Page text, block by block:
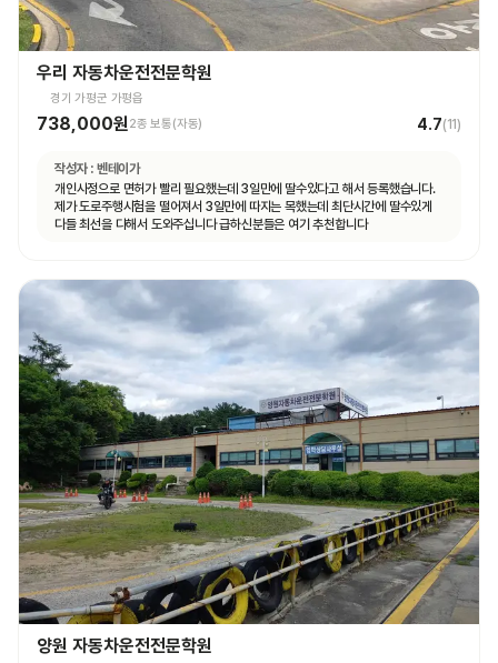
우리 자동차운전전문학원
경기 가평군 가평읍
738,000원2종 보통(자동) 4.7(11)
작성자 : 벤테이가
개인사정으로 면허가 빨리 필요했는데 3일만에 딸수있다고 해서 등록했습니다.
제가 도로주행시험을 떨어져서 3일만에 따지는 목했는데 최단시간에 딸수있게
다들 최선을 다해서 도와주십니다 급하신분들은 여기 추천합니다
양원 자동차운전전문학원